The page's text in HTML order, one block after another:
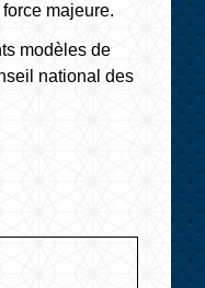
majeure.
modèles de
national des